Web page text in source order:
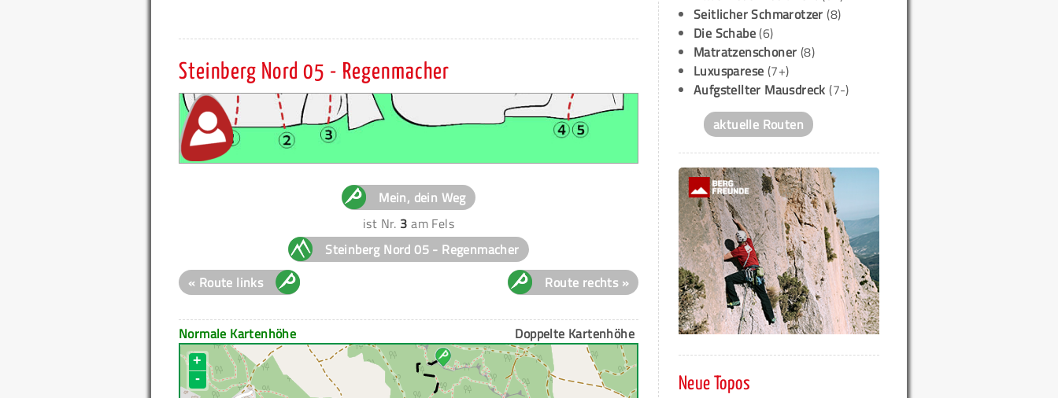
Steinberg Nord 05 - Regenmacher
Mein, dein Weg
ist Nr. 3 am Fels
Steinberg Nord 05 - Regenmacher
« Route links
Route rechts »
Normale Kartenhöhe Doppelte Kartenhöhe
+
-
Seitlicher Schmarotzer (8)
Die Schabe(6)
Matratzenschoner (8)
Luxusparese (7+)
Aufgstellter Mausdreck (7-)
aktuelle Routen
Neue Topos